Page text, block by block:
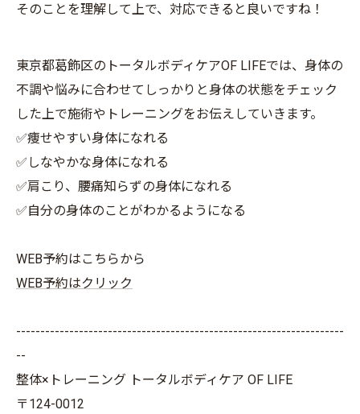
そのことを理解して上で、対応できると良いですね！
東京都葛飾区のトータルボディケアOF LIFEでは、身体の
不調や悩みに合わせてしっかりと身体の状態をチェック
した上で施術やトレーニングをお伝えしていきます。
✅痩せやすい身体になれる
✅しなやかな身体になれる
✅肩こり、腰痛知らずの身体になれる
✅自分の身体のことがわかるようになる
WEB予約はこちらから
WEB予約はクリック
--------------------------------------------------------------------
--
整体×トレーニング トータルボディケア OF LIFE
〒124-0012